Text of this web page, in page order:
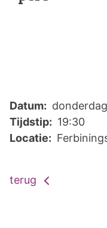
Datum:
Tijdstip: 19:30
Locatie:
terug